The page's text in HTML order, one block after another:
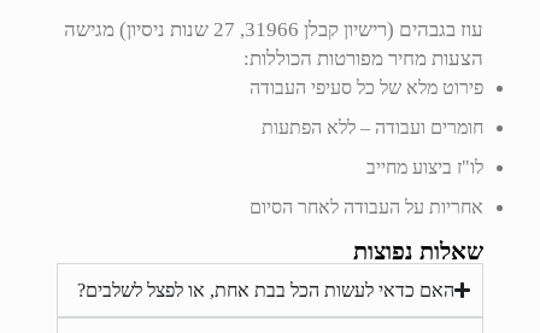
עוז בגבהים (רישיון קבלן 31966, 27 שנות ניסיון) מגישה
הצעות מחיר מפורטות הכוללות:
פירוט מלא של כל סעיפי העבודה
חומרים ועבודה – ללא הפתעות
לו"ז ביצוע מחייב
אחריות על העבודה לאחר הסיום
שאלות נפוצות
האם כדאי לעשות הכל בבת אחת, או לפצל לשלבים?